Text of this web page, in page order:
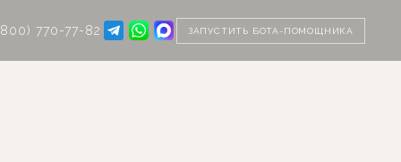
770-77-82 ЗАПУСТИТЬ БОТА-ПОМОЩНИКА